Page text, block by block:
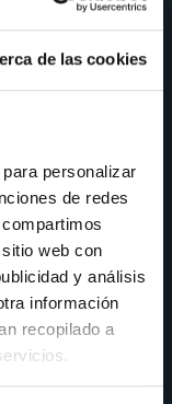
de las cookies
personalizar
de redes
web con
y análisis
información
recopilado a
cuál es la mejor
siendo un trato